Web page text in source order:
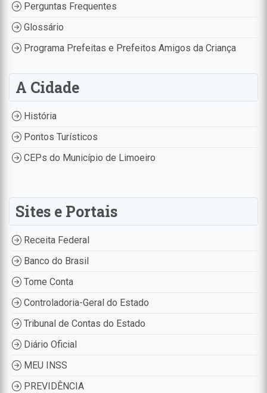
Perguntas Frequentes
Glossário
Programa Prefeitas e Prefeitos Amigos da Criança
A Cidade
História
Pontos Turísticos
CEPs do Município de Limoeiro
Sites e Portais
Receita Federal
Banco do Brasil
Tome Conta
Controladoria-Geral do Estado
Tribunal de Contas do Estado
Diário Oficial
MEU INSS
PREVIDÊNCIA